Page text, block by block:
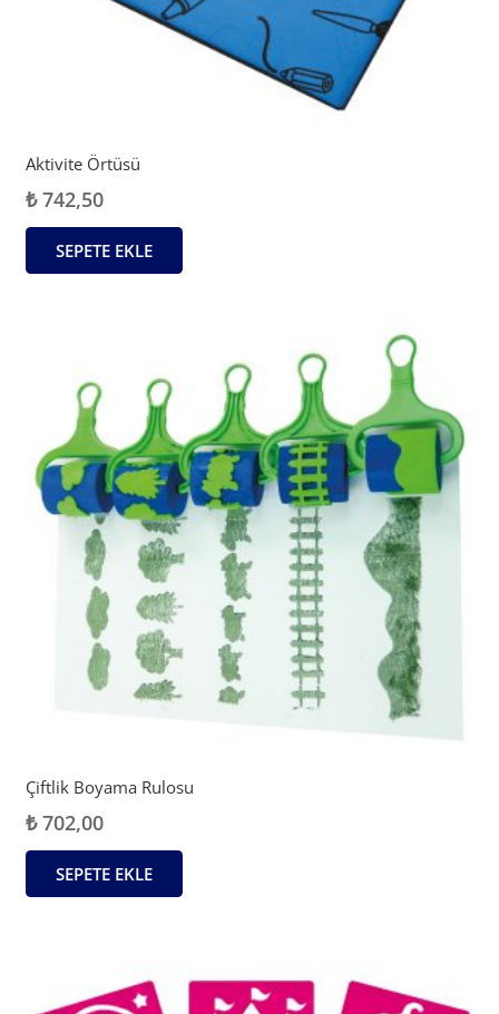
Aktivite Örtüsü
₺742,50
SEPETE EKLE
Çiftlik Boyama Rulosu
₺702,00
SEPETE EKLE